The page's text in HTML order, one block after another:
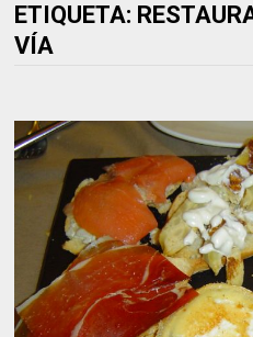
ETIQUETA:
VÍA